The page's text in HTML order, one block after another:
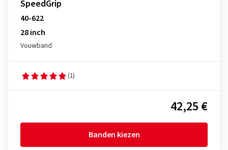
SpeedGrip
40-622
28 inch
Vouwband
(1)
42,25 €
Banden kiezen